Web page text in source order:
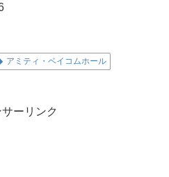
アミティ・ベイコムホール
ーリンク